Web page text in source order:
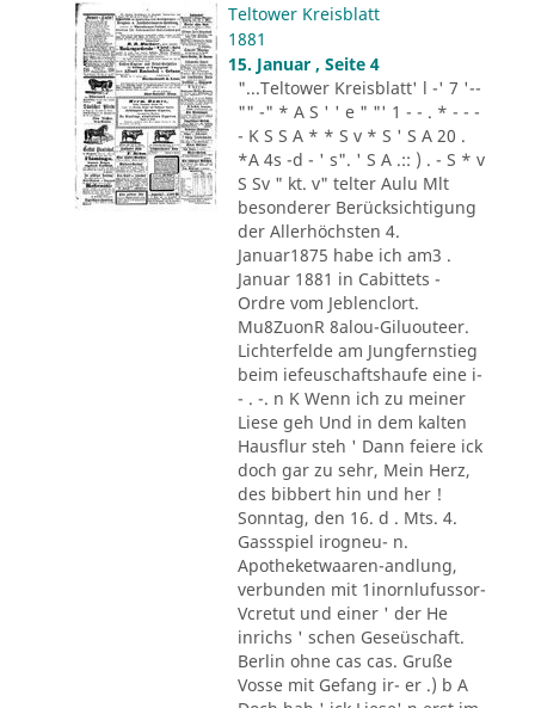
Teltower Kreisblatt
1881
15. Januar , Seite 4
"...Teltower Kreisblatt' l -' 7 '--
"" -" * A S ' ' e " "' 1 - - . * - - -
- K S S A * * S v * S ' S A 20 .
*A 4s -d - ' s". ' S A .:: ) . - S * v
S Sv " kt. v" telter Aulu Mlt
besonderer Berücksichtigung
der Allerhöchsten 4.
Januar1875 habe ich am3 .
Januar 1881 in Cabittets -
Ordre vom Jeblenclort.
Mu8ZuonR 8alou-Giluouteer.
Lichterfelde am Jungfernstieg
beim iefeuschaftshaufe eine i-
- . -. n K Wenn ich zu meiner
Liese geh Und in dem kalten
Hausflur steh ' Dann feiere ick
doch gar zu sehr, Mein Herz,
des bibbert hin und her !
Sonntag, den 16. d . Mts. 4.
Gassspiel irogneu- n.
Apotheketwaaren-andlung,
verbunden mit 1inornlufussor-
Vcretut und einer ' der He
inrichs ' schen Geseüschaft.
Berlin ohne cas cas. Gruße
Vosse mit Gefang ir- er .) b A